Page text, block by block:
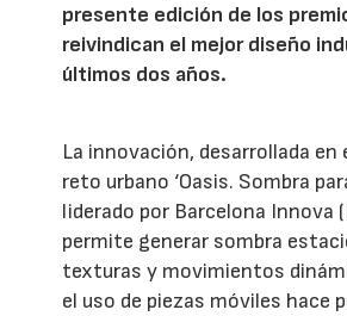
presente edición de los
reivindican el mejor diseño
últimos dos años.
La innovación, desarrollada en
reto urbano ‘Oasis. Sombra
liderado por Barcelona Innova
permite generar sombra
texturas y movimientos
el uso de piezas móviles hace